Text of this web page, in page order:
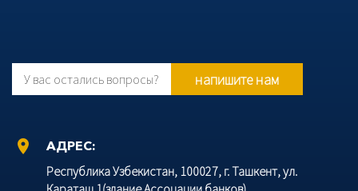
У вас остались вопросы? напишите нам
location_on
АДРЕС:
Республика Узбекистан, 100027, г. Ташкент, ул.